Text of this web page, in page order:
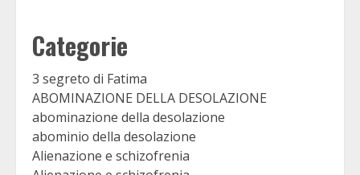
Categorie
3 segreto di Fatima
ABOMINAZIONE DELLA DESOLAZIONE
abominazione della desolazione
abominio della desolazione
Alienazione e schizofrenia